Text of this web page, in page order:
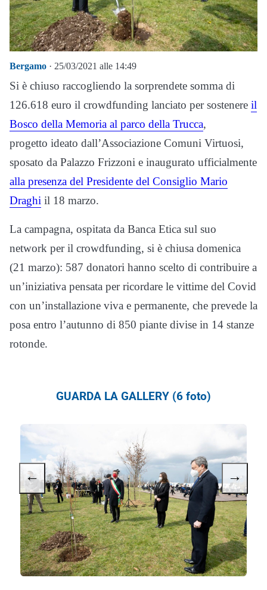
Bergamo · 25/03/2021 alle 14:49
Si è chiuso raccogliendo la sorprendete somma di
126.618 euro il crowdfunding lanciato per sostenere il
Bosco della Memoria al parco della Trucca,
progetto ideato dall’Associazione Comuni Virtuosi,
sposato da Palazzo Frizzoni e inaugurato ufficialmente
alla presenza del Presidente del Consiglio Mario
Draghi il 18 marzo.
La campagna, ospitata da Banca Etica sul suo
network per il crowdfunding, si è chiusa domenica
(21 marzo): 587 donatori hanno scelto di contribuire a
un’iniziativa pensata per ricordare le vittime del Covid
con un’installazione viva e permanente, che prevede la
posa entro l’autunno di 850 piante divise in 14 stanze
rotonde.
GUARDA LA GALLERY (6 foto)
← →